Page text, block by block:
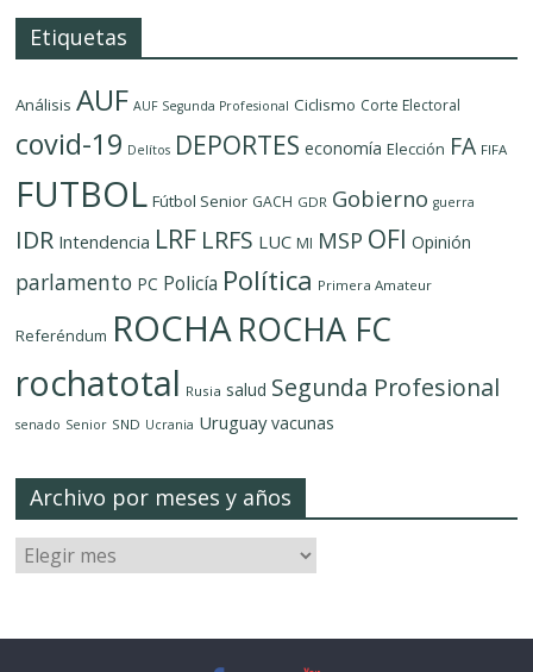
Etiquetas
Análisis AUF AUF Segunda Profesional Ciclismo Corte Electoral
covid-19 Delítos DEPORTES economía Elección FA FIFA
FUTBOL Fútbol Senior GACH GDR Gobierno guerra
IDR Intendencia LRF LRFS LUC MI MSP OFI Opinión
parlamento PC Policía Política Primera Amateur
Referéndum ROCHAROCHA FC
rochatotal Rusia salud Segunda Profesional
senado Senior SND Ucrania Uruguay vacunas
Archivo por meses y años